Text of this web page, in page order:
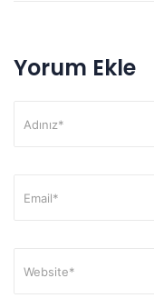
Yorum Ekle